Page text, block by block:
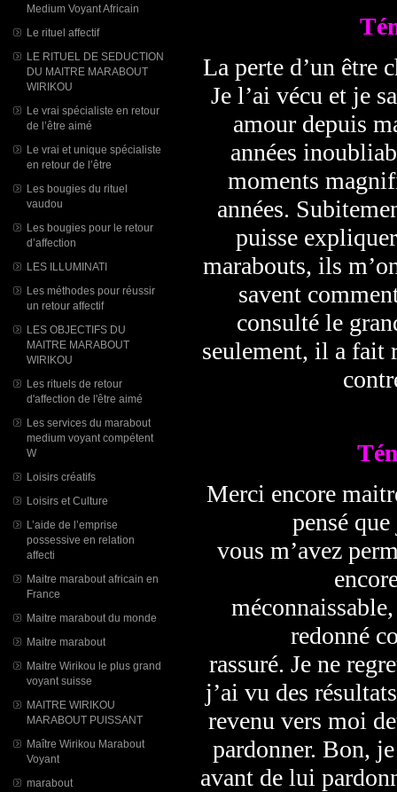
Medium Voyant Africain
Le rituel affectif
LE RITUEL DE SEDUCTION
DU MAITRE MARABOUT
WIRIKOU
Le vrai spécialiste en retour
de l’être aimé
Le vrai et unique spécialiste
en retour de l’être
Les bougies du rituel
vaudou
Les bougies pour le retour
d’affection
LES ILLUMINATI
Les méthodes pour réussir
un retour affectif
LES OBJECTIFS DU
MAITRE MARABOUT
WIRIKOU
Les rituels de retour
d'affection de l'être aimé
Les services du marabout
medium voyant compétent
W
Loisirs créatifs
Loisirs et Culture
L’aide de l’emprise
possessive en relation
affecti
Maitre marabout africain en
France
Maitre marabout du monde
Maitre marabout
Maitre Wirikou le plus grand
voyant suisse
MAITRE WIRIKOU
MARABOUT PUISSANT
Maître Wirikou Marabout
Voyant
marabout
La perte d’un être
Je l’ai vécu et je
amour depuis
années
moments
années.
puisse
marabouts, ils
savent
consulté le
seulement, il a fait
Merci encore
pensé
vous m’avez
redonné
rassuré. Je ne
j’ai vu des
revenu vers moi
pardonner. Bon,
avant de lui